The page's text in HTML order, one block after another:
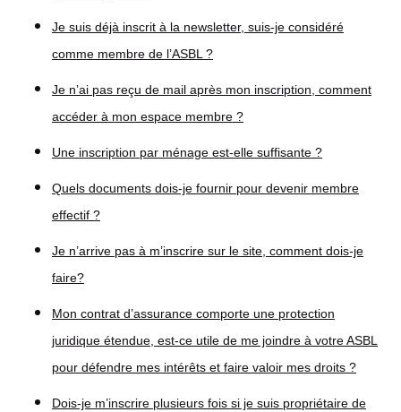
Je suis déjà inscrit à la newsletter, suis-je considéré
comme membre de l’ASBL ?
Je n’ai pas reçu de mail après mon inscription, comment
accéder à mon espace membre ?
Une inscription par ménage est-elle suffisante ?
Quels documents dois-je fournir pour devenir membre
effectif ?
Je n’arrive pas à m’inscrire sur le site, comment dois-je
faire?
Mon contrat d’assurance comporte une protection
juridique étendue, est-ce utile de me joindre à votre ASBL
pour défendre mes intérêts et faire valoir mes droits ?
Dois-je m’inscrire plusieurs fois si je suis propriétaire de